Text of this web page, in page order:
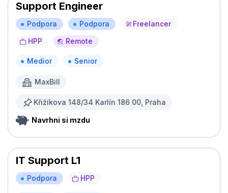
Support Engineer
Podpora Podpora
Freelancer
HPP
Remote
Medior Senior
MaxBill
Křižíkova 148/34 Karlín 186 00, Praha
Navrhni si mzdu
IT Support L1
Podpora HPP